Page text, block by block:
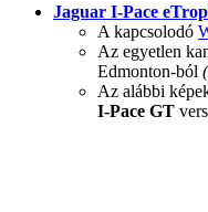
Jaguar I-Pace
A kapcsolodó
Az egyetlen
Edmonton-ból
Az alábbi
I-Pace GT